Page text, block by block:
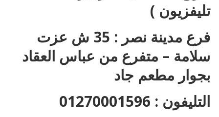
تليفزيون )
فرع مدينة نصر : 35 ش عزت
سلامة – متفرع من عباس العقاد
بجوار مطعم جاد
التليفون : 01270001596